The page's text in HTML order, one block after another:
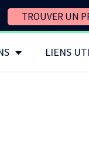
TROUVER UN
LIENS